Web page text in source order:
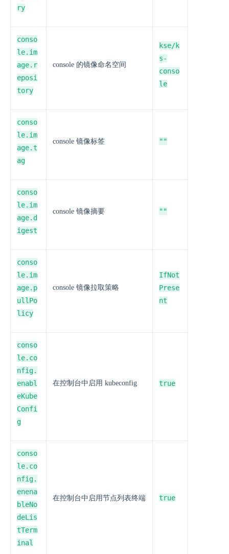
ry
conso
le.im
age.r
eposi
tory
console 的镜像命名空间
kse/k
s-
conso
le
conso
le.im
age.t
ag
console 镜像标签 ""
conso
le.im
age.d
igest
console 镜像摘要 ""
conso
le.im
age.p
ullPo
licy
console 镜像拉取策略
IfNot
Prese
nt
conso
le.co
nfig.
enabl
eKube
Confi
g
在控制台中启用 kubeconfig true
conso
le.co
nfig.
enena
bleNo
deLis
tTerm
inal
在控制台中启用节点列表终端 true